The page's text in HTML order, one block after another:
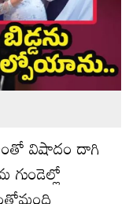
విషాదం దాగి